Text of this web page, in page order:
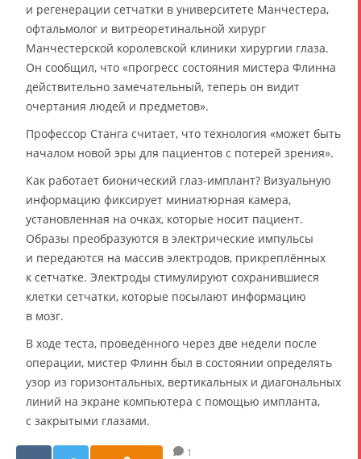
и регенерации сетчатки в университете Манчестера,
офтальмолог и витреоретинальной хирург
Манчестерской королевской клиники хирургии глаза.
Он сообщил, что «прогресс состояния мистера Флинна
действительно замечательный, теперь он видит
очертания людей и предметов».
Профессор Станга считает, что технология «может быть
началом новой эры для пациентов с потерей зрения».
Как работает бионический глаз-имплант? Визуальную
информацию фиксирует миниатюрная камера,
установленная на очках, которые носит пациент.
Образы преобразуются в электрические импульсы
и передаются на массив электродов, прикреплённых
к сетчатке. Электроды стимулируют сохранившиеся
клетки сетчатки, которые посылают информацию
в мозг.
В ходе теста, проведённого через две недели после
операции, мистер Флинн был в состоянии определять
узор из горизонтальных, вертикальных и диагональных
линий на экране компьютера с помощью импланта,
с закрытыми глазами.
1